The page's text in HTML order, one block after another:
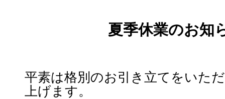
夏季休業のお知
平素は格別のお引き立てをいた
上げます。